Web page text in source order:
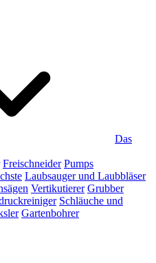
Das
Freischneider Pumps
Laubsauger und Laubbläser
Vertikutierer Grubber
Schläuche und
Gartenbohrer